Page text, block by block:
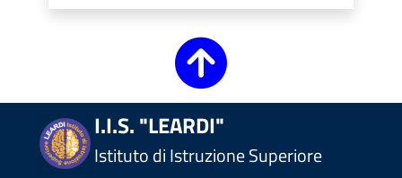
I.I.S. "LEARDI"
Istituto di Istruzione Superiore